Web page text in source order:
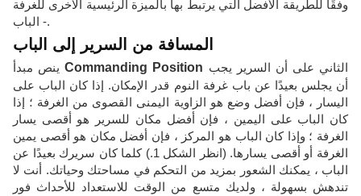
وفقًا للطريقة الأفضل التي يرتبط بها بالميزة الرئيسية الأخرى للغرفة
- الباب.
المسافة من السرير إلى الباب
ينص مبدأCommanding Position
أن يجلس بعيدًا عن باب غرفة النوم قدر الإمكان. إذا كان الباب على
اليسار ، فإن أفضل وضع هو الزاوية اليمنى القصوى من الغرفة ؛ إذا
كان الباب على اليمين ، فإن أفضل مكان للسرير هو أقصى يسار
الغرفة ؛ وإذا كان الباب هو المركز ، فإن أفضل مكان هو أقصى يمين
الغرفة أو أقصى يسارها. (انظر الشكل 1.) كلما كان سريرك بعيدًا عن
الباب ، يمكنك الشعور بمزيد من التحكم في مساحتك وحياتك. أنت لا
تندهش بسهولة ، ولديك متسع من الوقت للاستعداد للأحداث فور